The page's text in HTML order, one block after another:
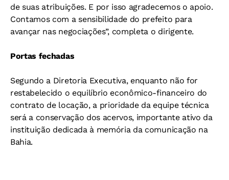
de suas atribuições. E por isso agradecemos o apoio.
Contamos com a sensibilidade do prefeito para
avançar nas negociações”, completa o dirigente.
Portas fechadas
Segundo a Diretoria Executiva, enquanto não for
restabelecido o equilíbrio econômico-financeiro do
contrato de locação, a prioridade da equipe técnica
será a conservação dos acervos, importante ativo da
instituição dedicada à memória da comunicação na
Bahia.